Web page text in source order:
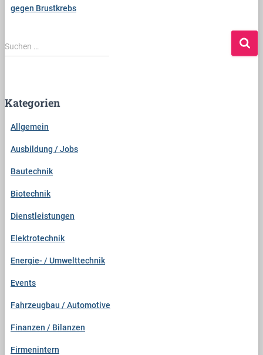
gegen Brustkrebs
S
u
n
Suchen …
Kategorien
Allgemein
Ausbildung / Jobs
Bautechnik
Biotechnik
Dienstleistungen
Elektrotechnik
Energie- / Umwelttechnik
Events
Fahrzeugbau / Automotive
Finanzen / Bilanzen
Firmenintern